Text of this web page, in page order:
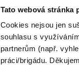
Tato webová stránka
Cookies nejsou jen
souhlasu s
partnerům (např.
práci/brigádu.